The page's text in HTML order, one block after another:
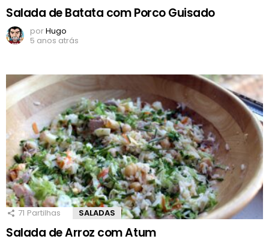
Salada de Batata com Porco Guisado
porHugo
5 anos atrás
71 Partilhas SALADAS
Salada de Arroz com Atum